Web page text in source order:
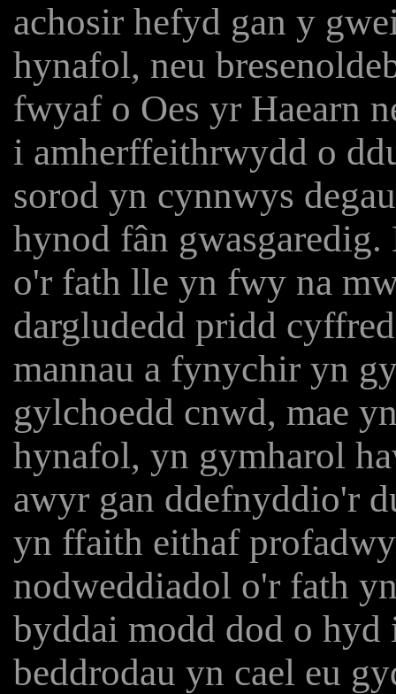
achosir hefyd gan y
hynafol, neu
fwyaf o Oes yr Haearn
i amherffeithrwydd o
sorod yn cynnwys
hynod fân
o'r fath lle yn fwy na
dargludedd pridd
mannau a fynychir yn
gylchoedd cnwd, mae
hynafol, yn gymharol
awyr gan ddefnyddio'r
yn ffaith eithaf
nodweddiadol o'r fath
byddai modd dod o
beddrodau yn cael eu